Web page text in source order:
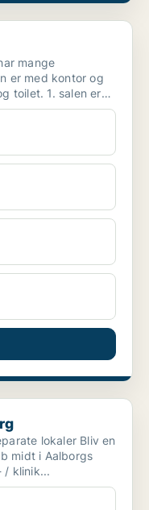
mange
er med kontor og
toilet. 1. salen er
lokaler Bliv en
midt i Aalborgs
/ klinik...